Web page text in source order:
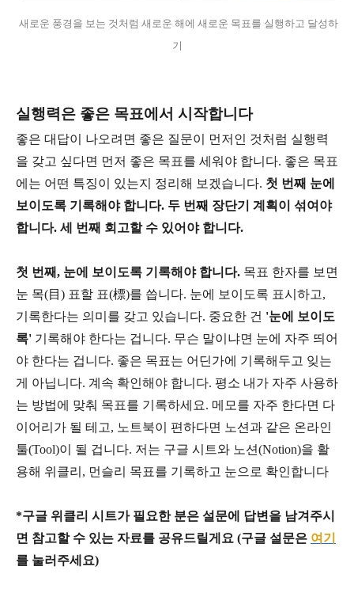
새로운 풍경을 보는 것처럼 새로운 해에 새로운 목표를 실행하고 달성하
기
실행력은 좋은 목표에서 시작합니다
좋은 대답이 나오려면 좋은 질문이 먼저인 것처럼 실행력
을 갖고 싶다면 먼저 좋은 목표를 세워야 합니다. 좋은 목표
에는 어떤 특징이 있는지 정리해 보겠습니다. 첫 번째 눈에
보이도록 기록해야 합니다. 두 번째 장단기 계획이 섞여야
합니다. 세 번째 회고할 수 있어야 합니다.
첫 번째, 눈에 보이도록 기록해야 합니다. 목표 한자를 보면
눈 목(目) 표할 표(標)를 씁니다. 눈에 보이도록 표시하고,
기록한다는 의미를 갖고 있습니다. 중요한 건 '눈에 보이도
록' 기록해야 한다는 겁니다. 무슨 말이냐면 눈에 자주 띄어
야 한다는 겁니다. 좋은 목표는 어딘가에 기록해두고 잊는
게 아닙니다. 계속 확인해야 합니다. 평소 내가 자주 사용하
는 방법에 맞춰 목표를 기록하세요. 메모를 자주 한다면 다
이어리가 될 테고, 노트북이 편하다면 노션과 같은 온라인
툴(Tool)이 될 겁니다. 저는 구글 시트와 노션(Notion)을 활
용해 위클리, 먼슬리 목표를 기록하고 눈으로 확인합니다
*구글 위클리 시트가 필요한 분은 설문에 답변을 남겨주시
면 참고할 수 있는 자료를 공유드릴게요 (구글 설문은 여기
를 눌러주세요)